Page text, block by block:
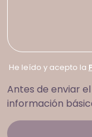
He leído y acepto la
Antes de enviar
información